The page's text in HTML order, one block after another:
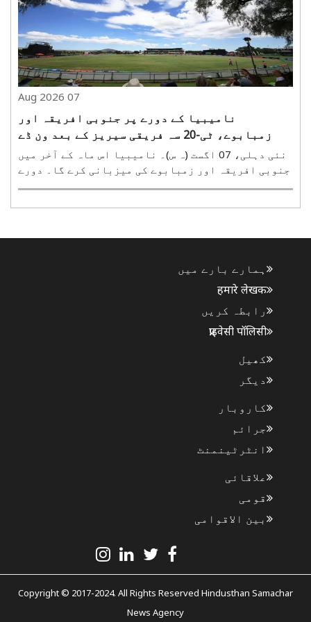
اعزا..
07 Aug 2026
نامیبیا کے دورے پر جنوبی افریقہ اور
زمبابوے، ٹی-20 سہ فریقی سیریز کے بعد ون ڈے
مقابلے
نئی دہلی، 07 اگست (ہ س)۔ نامیبیا اس ماہ کے آخر میں
جنوبی افریقہ اور زمبابوے کی میزبانی کرے گا۔ دورے
کے دوران پہلے تینوں ٹیموں کے درمیان ٹی-20 بین
ہمارے بارے میں
हमारे लेखक
رابطہ کریں
प्राइवेसी पॉलिसी
کھیل
دیگر
کاروبار
جرائم
انٹرٹینمنٹ
علاقائی
قومی
بین الاقوامی
Copyright © 2017-2024. All Rights Reserved Hindusthan Samachar
News Agency